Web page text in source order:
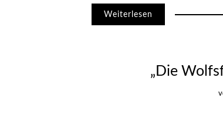
Weiterlesen
„Die